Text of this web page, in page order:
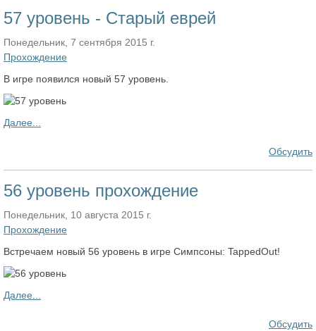
57 уровень - Старый еврей
Понедельник, 7 сентября 2015 г.
Прохождение
В игре появился новый 57 уровень.
Далее...
Обсудить
56 уровень прохождение
Понедельник, 10 августа 2015 г.
Прохождение
Встречаем новый 56 уровень в игре Симпсоны: TappedOut!
Далее...
Обсудить